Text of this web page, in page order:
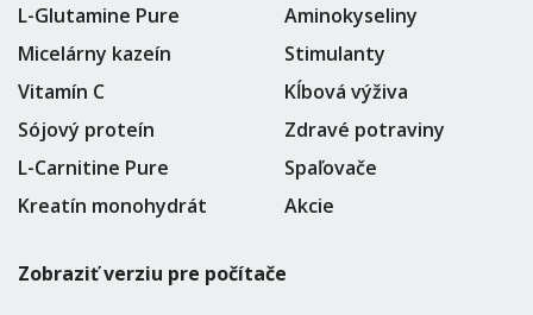
L-Glutamine Pure
Micelárny kazeín
Vitamín C
Sójový proteín
L-Carnitine Pure
Kreatín monohydrát
Aminokyseliny
Stimulanty
Kĺbová výživa
Zdravé potraviny
Spaľovače
Akcie
Zobraziť verziu pre počítače